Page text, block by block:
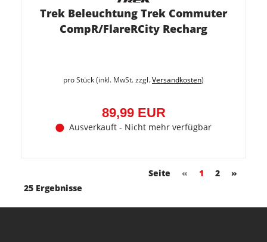
Trek Beleuchtung Trek Commuter
CompR/FlareRCity Recharg
pro Stück (inkl. MwSt. zzgl.Versandkosten)
89,99 EUR
Ausverkauft - Nicht mehr verfügbar
Seite « 1 2
»
25 Ergebnisse